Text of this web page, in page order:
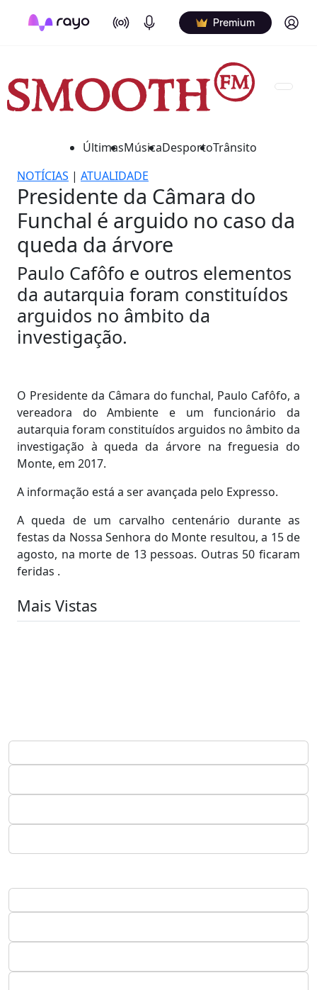
On Air Podcasts Premium Log in
ÚltimasMúsicaDesportoTrânsito
NOTÍCIAS | ATUALIDADE
Presidente da Câmara do
Funchal é arguido no caso da
queda da árvore
Paulo Cafôfo e outros elementos
da autarquia foram constituídos
arguidos no âmbito da
investigação.
O Presidente da Câmara do funchal, Paulo Cafôfo, a
vereadora do Ambiente e um funcionário da
autarquia foram constituídos arguidos no âmbito da
investigação à queda da árvore na freguesia do
Monte, em 2017.
A informação está a ser avançada pelo Expresso.
A queda de um carvalho centenário durante as
festas da Nossa Senhora do Monte resultou, a 15 de
agosto, na morte de 13 pessoas. Outras 50 ficaram
feridas .
Mais Vistas